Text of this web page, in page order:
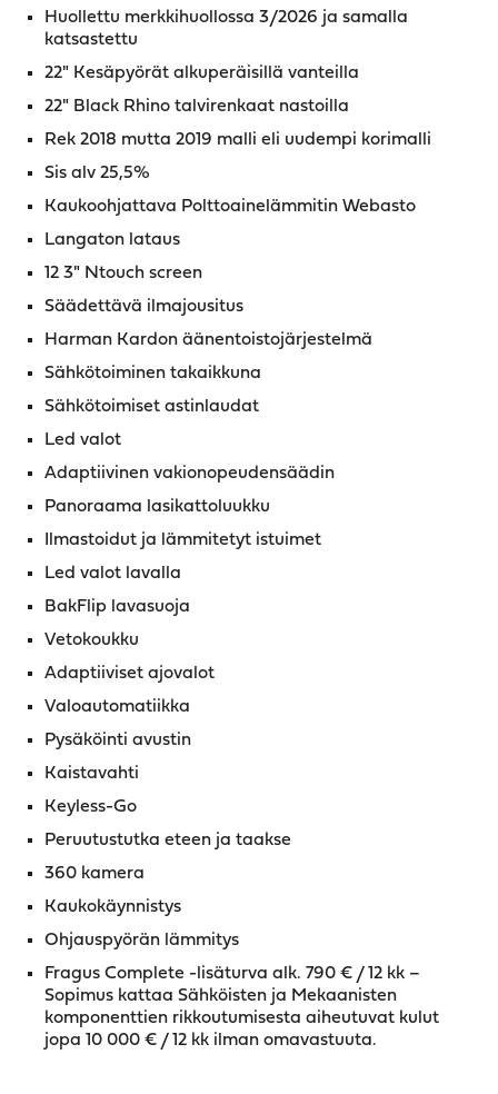
Huollettu merkkihuollossa 3/2026 ja samalla
katsastettu
22" Kesäpyörät alkuperäisillä vanteilla
22" Black Rhino talvirenkaat nastoilla
Rek 2018 mutta 2019 malli eli uudempi korimalli
Sis alv 25,5%
Kaukoohjattava Polttoainelämmitin Webasto
Langaton lataus
12 3" Ntouch screen
Säädettävä ilmajousitus
Harman Kardon äänentoistojärjestelmä
Sähkötoiminen takaikkuna
Sähkötoimiset astinlaudat
Led valot
Adaptiivinen vakionopeudensäädin
Panoraama lasikattoluukku
Ilmastoidut ja lämmitetyt istuimet
Led valot lavalla
BakFlip lavasuoja
Vetokoukku
Adaptiiviset ajovalot
Valoautomatiikka
Pysäköinti avustin
Kaistavahti
Keyless-Go
Peruutustutka eteen ja taakse
360 kamera
Kaukokäynnistys
Ohjauspyörän lämmitys
Fragus Complete -lisäturva alk. 790 € / 12 kk –
Sopimus kattaa Sähköisten ja Mekaanisten
komponenttien rikkoutumisesta aiheutuvat kulut
jopa 10 000 € / 12 kk ilman omavastuuta.